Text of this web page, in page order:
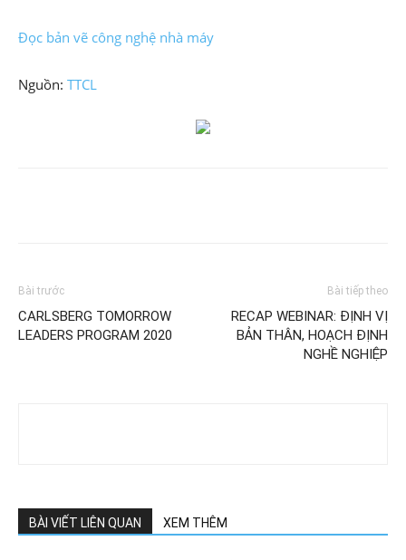
Đọc bản vẽ công nghệ nhà máy
Nguồn: TTCL
Bài trước
CARLSBERG TOMORROW
LEADERS PROGRAM 2020
Bài tiếp theo
RECAP WEBINAR: ĐỊNH VỊ
BẢN THÂN, HOẠCH ĐỊNH
NGHỀ NGHIỆP
BÀI VIẾT LIÊN QUAN XEM THÊM